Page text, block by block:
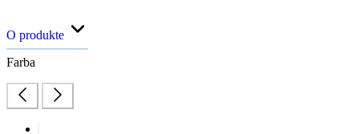
O produkte
Farba